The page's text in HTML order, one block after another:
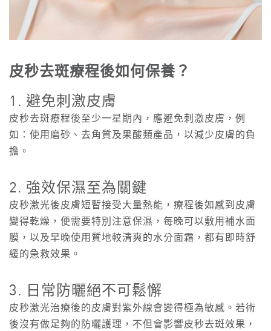
皮秒去斑療程後如何保養？
1. 避免刺激皮膚
皮秒去斑療程後至少一星期內，應避免刺激皮膚，例
如：使用磨砂、去角質及果酸類產品，以減少皮膚的負
擔。
2. 強效保濕至為關鍵
皮秒激光後皮膚短暫接受大量熱能，療程後如感到皮膚
變得乾燥，便需要特別注意保濕，每晚可以敷用補水面
膜，以及早晚使用質地較清爽的水分面霜，都有即時舒
緩的急救效果。
3. 日常防曬絕不可鬆懈
皮秒激光治療後的皮膚對紫外線會變得極為敏感。若術
後沒有做足夠的防曬護理，不但會影響皮秒去斑效果，